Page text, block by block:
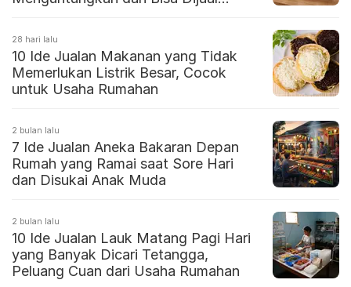
28 hari lalu
10 Ide Jualan Makanan yang Tidak
Memerlukan Listrik Besar, Cocok
untuk Usaha Rumahan
2 bulan lalu
7 Ide Jualan Aneka Bakaran Depan
Rumah yang Ramai saat Sore Hari
dan Disukai Anak Muda
2 bulan lalu
10 Ide Jualan Lauk Matang Pagi Hari
yang Banyak Dicari Tetangga,
Peluang Cuan dari Usaha Rumahan